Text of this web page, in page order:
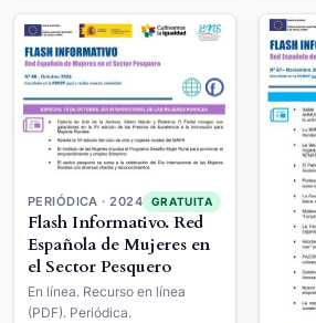
PERIÓDICA · 2024 GRATUITA
Flash Informativo. Red
Española de Mujeres en
el Sector Pesquero
En línea. Recurso en línea
(PDF). Periódica.